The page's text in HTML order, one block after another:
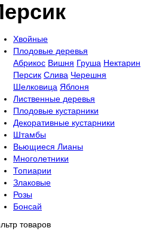
Хвойные
Плодовые деревья
Абрикос Вишня Груша Нектарин
Персик Слива Черешня
Шелковица Яблоня
Лиственные деревья
Плодовые кустарники
Декоративные кустарники
Штамбы
Вьющиеся Лианы
Многолетники
Топиарии
Злаковые
Розы
Бонсай
товаров